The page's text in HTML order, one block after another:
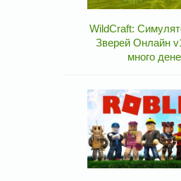
WildCraft:
Зверей Онлайн
много